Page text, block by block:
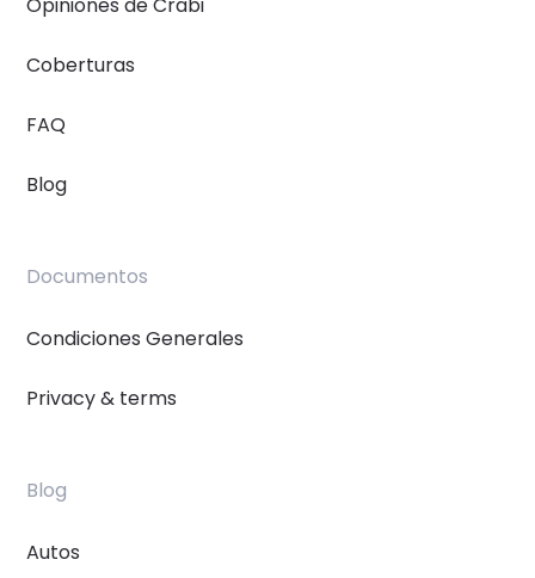
Coberturas
FAQ
Blog
Documentos
Condiciones Generales
Privacy & terms
Blog
Autos